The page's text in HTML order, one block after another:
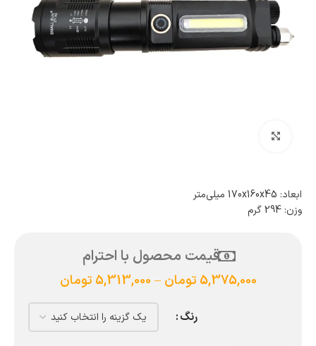
ابعاد: 170x160x45 میلی‌متر
وزن: 294 گرم
قیمت محصول با احترام
5,375,000 تومان –
5,313,000 تومان
رنگ